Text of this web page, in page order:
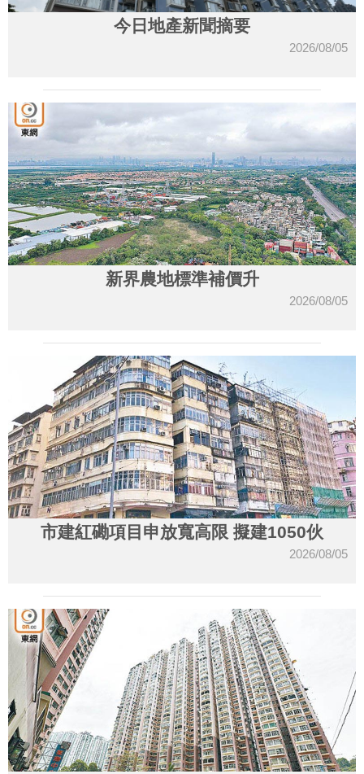
今日地產新聞摘要
2026/08/05
新界農地標準補價升
2026/08/05
市建紅磡項目申放寬高限 擬建1050伙
2026/08/05